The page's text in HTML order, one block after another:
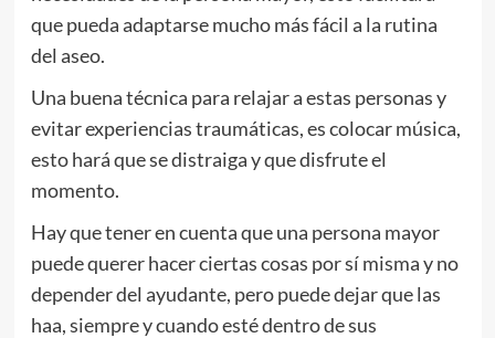
que pueda adaptarse mucho más fácil a la rutina
del aseo.
Una buena técnica para relajar a estas personas y
evitar experiencias traumáticas, es colocar música,
esto hará que se distraiga y que disfrute el
momento.
Hay que tener en cuenta que una persona mayor
puede querer hacer ciertas cosas por sí misma y no
depender del ayudante, pero puede dejar que las
haa, siempre y cuando esté dentro de sus